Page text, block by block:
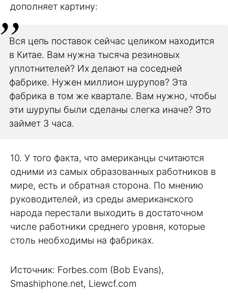
дополняет картину:
Вся цепь поставок сейчас целиком находится
в Китае. Вам нужна тысяча резиновых
уплотнителей? Их делают на соседней
фабрике. Нужен миллион шурупов? Эта
фабрика в том же квартале. Вам нужно, чтобы
эти шурупы были сделаны слегка иначе? Это
займет 3 часа.
10. У того факта, что американцы считаются
одними из самых образованных работников в
мире, есть и обратная сторона. По мнению
руководителей, из среды американского
народа перестали выходить в достаточном
числе работники среднего уровня, которые
столь необходимы на фабриках.
Источник: Forbes.com (Bob Evans),
Smashiphone.net, Liewcf.com